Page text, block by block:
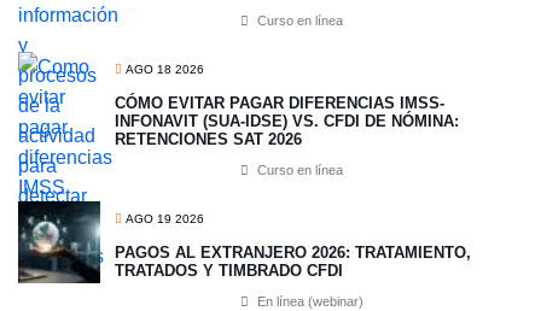
Curso en línea
AGO 18 2026
CÓMO EVITAR PAGAR DIFERENCIAS IMSS-
INFONAVIT (SUA-IDSE) VS. CFDI DE NÓMINA:
RETENCIONES SAT 2026
Curso en línea
AGO 19 2026
PAGOS AL EXTRANJERO 2026: TRATAMIENTO,
TRATADOS Y TIMBRADO CFDI
En línea (webinar)